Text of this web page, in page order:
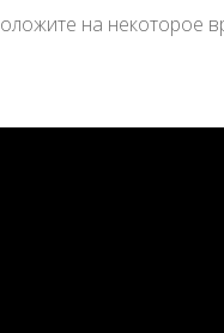
на некоторое